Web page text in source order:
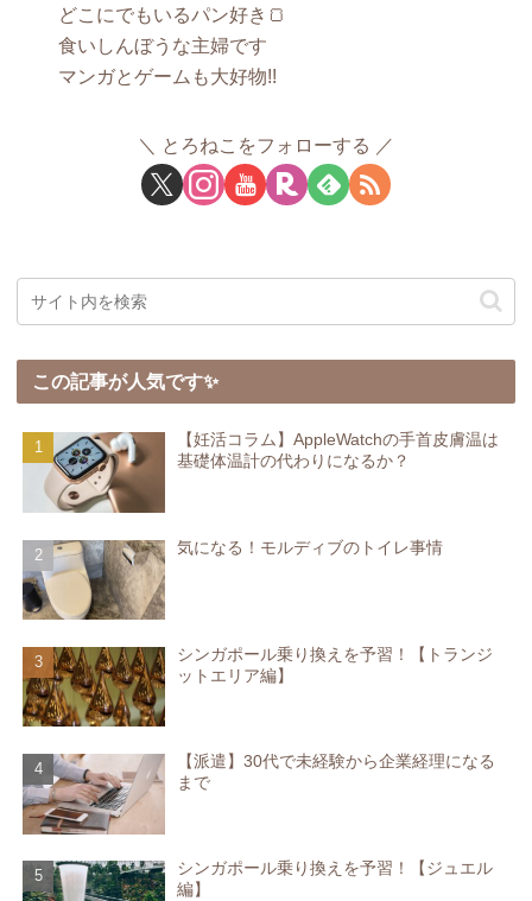
どこにでもいるパン好き🍞
食いしんぼうな主婦です
マンガとゲームも大好物!!
とろねこをフォローする
この記事が人気です✨
【妊活コラム】AppleWatchの手首皮膚温は
基礎体温計の代わりになるか？
気になる！モルディブのトイレ事情
シンガポール乗り換えを予習！【トランジ
ットエリア編】
【派遣】30代で未経験から企業経理になる
まで
シンガポール乗り換えを予習！【ジュエル
編】